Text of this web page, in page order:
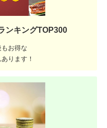
ンキングTOP300
お得な
ります！